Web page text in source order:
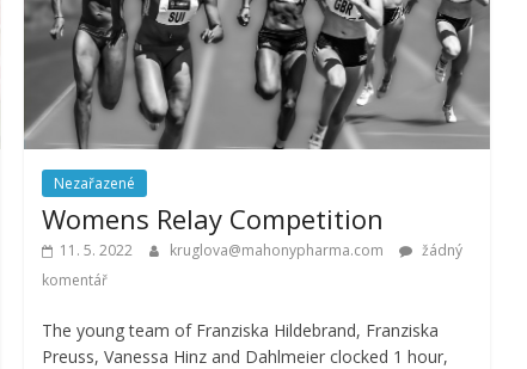
Nezařazené
Womens Relay Competition
11. 5. 2022 kruglova@mahonypharma.com
žádný
komentář
The young team of Franziska Hildebrand, Franziska
Preuss, Vanessa Hinz and Dahlmeier clocked 1 hour,